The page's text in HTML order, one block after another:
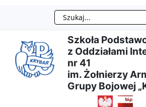
Przejdź
do
treści
głównej
Przejdź
do
menu
nawigacyjnego
Przejdź
do
wyszukiwarki
Przejdź
do
mapy
Szukaj
Szkoła
z Oddziałami
nr 41
im. Żołnierzy
Grupy Bojowej